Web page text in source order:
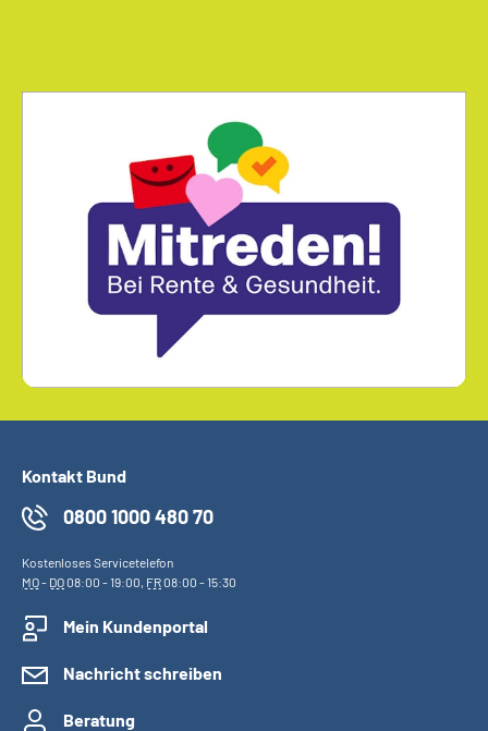
Kontakt Bund
0800 1000 480 70
Kostenloses Servicetelefon
MO- DO08:00 - 19:00, FR08:00 - 15:30
Mein Kundenportal
Nachricht schreiben
Beratung